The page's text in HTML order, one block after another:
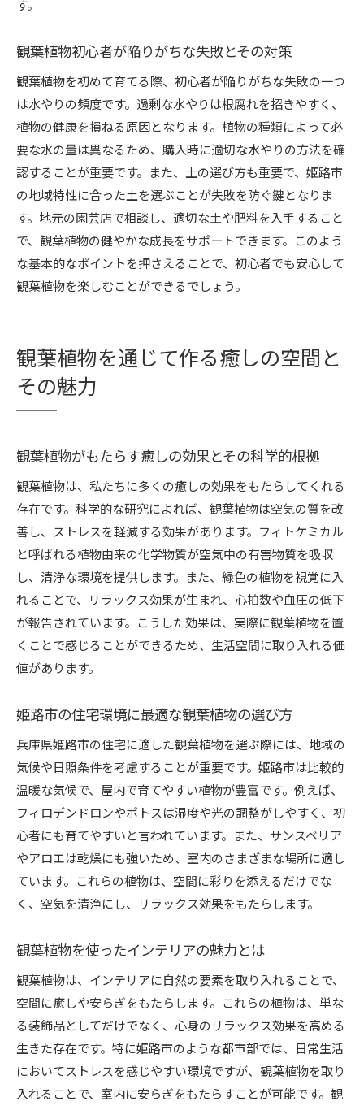
す。
観葉植物初心者が陥りがちな失敗とその対策
観葉植物を初めて育てる際、初心者が陥りがちな失敗の一つ
は水やりの頻度です。過剰な水やりは根腐れを招きやすく、
植物の健康を損ねる原因となります。植物の種類によって必
要な水の量は異なるため、購入時に適切な水やりの方法を確
認することが重要です。また、土の選び方も重要で、姫路市
の地域特性に合った土を選ぶことが失敗を防ぐ鍵となりま
す。地元の園芸店で相談し、適切な土や肥料を入手すること
で、観葉植物の健やかな成長をサポートできます。このよう
な基本的なポイントを押さえることで、初心者でも安心して
観葉植物を楽しむことができるでしょう。
観葉植物を通じて作る癒しの空間と
その魅力
観葉植物がもたらす癒しの効果とその科学的根拠
観葉植物は、私たちに多くの癒しの効果をもたらしてくれる
存在です。科学的な研究によれば、観葉植物は空気の質を改
善し、ストレスを軽減する効果があります。フィトケミカル
と呼ばれる植物由来の化学物質が空気中の有害物質を吸収
し、清浄な環境を提供します。また、緑色の植物を視覚に入
れることで、リラックス効果が生まれ、心拍数や血圧の低下
が報告されています。こうした効果は、実際に観葉植物を置
くことで感じることができるため、生活空間に取り入れる価
値があります。
姫路市の住宅環境に最適な観葉植物の選び方
兵庫県姫路市の住宅に適した観葉植物を選ぶ際には、地域の
気候や日照条件を考慮することが重要です。姫路市は比較的
温暖な気候で、屋内で育てやすい植物が豊富です。例えば、
フィロデンドロンやポトスは湿度や光の調整がしやすく、初
心者にも育てやすいと言われています。また、サンスベリア
やアロエは乾燥にも強いため、室内のさまざまな場所に適し
ています。これらの植物は、空間に彩りを添えるだけでな
く、空気を清浄にし、リラックス効果をもたらします。
観葉植物を使ったインテリアの魅力とは
観葉植物は、インテリアに自然の要素を取り入れることで、
空間に癒しや安らぎをもたらします。これらの植物は、単な
る装飾品としてだけでなく、心身のリラックス効果を高める
生きた存在です。特に姫路市のような都市部では、日常生活
においてストレスを感じやすい環境ですが、観葉植物を取り
入れることで、室内に安らぎをもたらすことが可能です。観